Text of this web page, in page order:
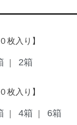
枚入り】
2箱
枚入り】
4箱 6箱